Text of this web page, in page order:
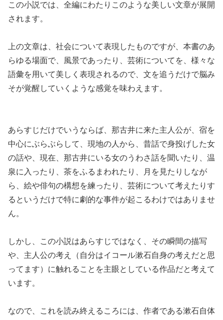
この小説では、全編にわたりこのような美しい文章が展開
されます。
上の文章は、社会について表現したものですが、本書のあ
らゆる場面で、風景であったり、芸術についてを、様々な
語彙を用いて美しく表現されるので、文を追うだけで脳み
そが覚醒していくような感覚を味わえます。
あらすじだけでいうならば、那古井に来た主人公が、宿を
中心にぶらぶらして、現地の人から、昔話で身投げした女
の話や、現在、那古井にいる女のうわさ話を聞いたり、温
泉に入ったり、茶をふるまわれたり、月を見たりしなが
ら、絵や俳句の構想を練ったり、芸術について考えたりす
るというだけで特に劇的な事件が起こるわけではありませ
ん。
しかし、この小説はあらすじではなく、その瞬間の描写
や、主人公の考え（自分はイコール漱石自身の考えだと思
ってます）に触れることを主眼としている作品だと考えて
います。
なので、これを読み終えるころには、作者である漱石自体